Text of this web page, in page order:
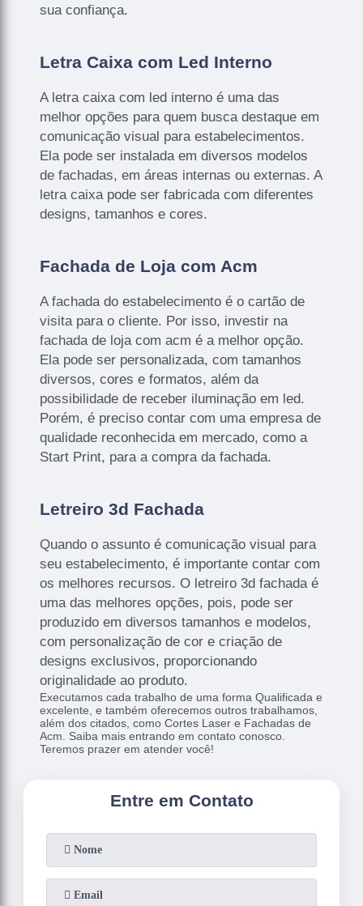
sua confiança.
Letra Caixa com Led Interno
A letra caixa com led interno é uma das
melhor opções para quem busca destaque em
comunicação visual para estabelecimentos.
Ela pode ser instalada em diversos modelos
de fachadas, em áreas internas ou externas. A
letra caixa pode ser fabricada com diferentes
designs, tamanhos e cores.
Fachada de Loja com Acm
A fachada do estabelecimento é o cartão de
visita para o cliente. Por isso, investir na
fachada de loja com acm é a melhor opção.
Ela pode ser personalizada, com tamanhos
diversos, cores e formatos, além da
possibilidade de receber iluminação em led.
Porém, é preciso contar com uma empresa de
qualidade reconhecida em mercado, como a
Start Print, para a compra da fachada.
Letreiro 3d Fachada
Quando o assunto é comunicação visual para
seu estabelecimento, é importante contar com
os melhores recursos. O letreiro 3d fachada é
uma das melhores opções, pois, pode ser
produzido em diversos tamanhos e modelos,
com personalização de cor e criação de
designs exclusivos, proporcionando
originalidade ao produto.
Executamos cada trabalho de uma forma Qualificada e
excelente, e também oferecemos outros trabalhamos,
além dos citados, como Cortes Laser e Fachadas de
Acm. Saiba mais entrando em contato conosco.
Teremos prazer em atender você!
Entre em Contato